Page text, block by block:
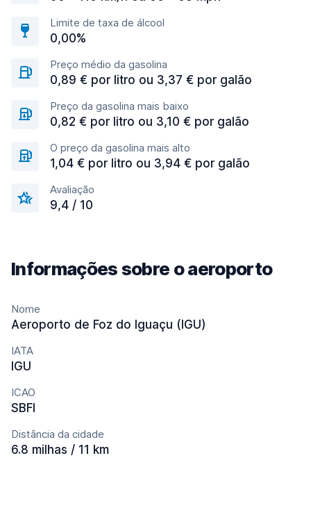
Limite de taxa de álcool
0,00%
Preço médio da gasolina
0,89 € por litro ou 3,37 € por galão
Preço da gasolina mais baixo
0,82 € por litro ou 3,10 € por galão
O preço da gasolina mais alto
1,04 € por litro ou 3,94 € por galão
Avaliação
9,4 / 10
Informações sobre o aeroporto
Nome
Aeroporto de Foz do Iguaçu (IGU)
IATA
IGU
ICAO
SBFI
Distância da cidade
6.8 milhas / 11 km